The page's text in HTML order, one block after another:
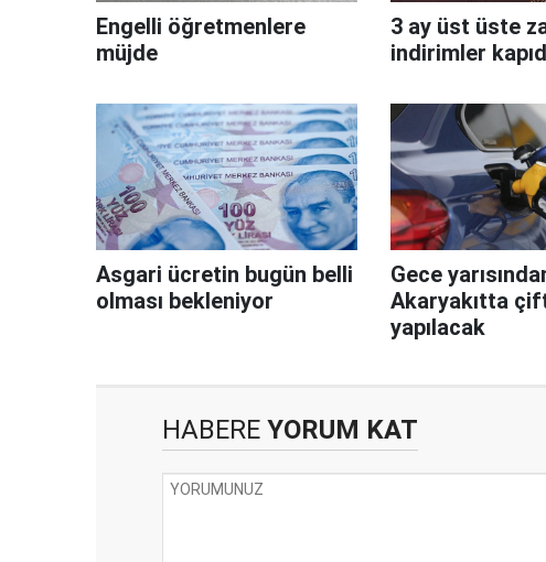
Engelli öğretmenlere
müjde
3 ay üst üste
indirimler
Asgari ücretin bugün belli
olması bekleniyor
Gece
Akaryakıtta
yapılacak
HABERE YORUM KAT